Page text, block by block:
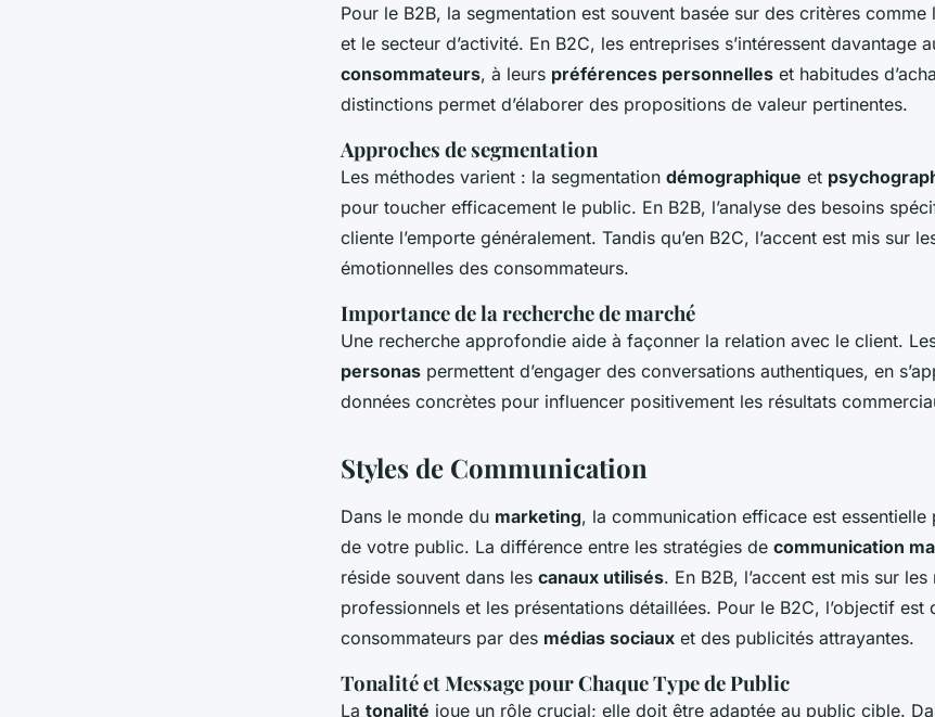
Pour le B2B, la segmentation est souvent basée sur des critères comme
et le secteur d’activité. En B2C, les entreprises s’intéressent davantage
consommateurs, à leurs préférences personnelles et habitudes
distinctions permet d’élaborer des propositions de valeur pertinentes.
Approches de segmentation
Les méthodes varient : la segmentation démographique et
pour toucher efficacement le public. En B2B, l’analyse des besoins
cliente l’emporte généralement. Tandis qu’en B2C, l’accent est mis sur
émotionnelles des consommateurs.
Importance de la recherche de marché
Une recherche approfondie aide à façonner la relation avec le client.
personas permettent d’engager des conversations authentiques, en
données concrètes pour influencer positivement les résultats
Styles de Communication
Dans le monde du marketing, la communication efficace est essentielle
de votre public. La différence entre les stratégies de communication
réside souvent dans les canaux utilisés. En B2B, l’accent est mis sur les
professionnels et les présentations détaillées. Pour le B2C, l’objectif est
consommateurs par des médias sociaux et des publicités attrayantes.
Tonalité et Message pour Chaque Type de Public
La tonalité joue un rôle crucial; elle doit être adaptée au public cible.